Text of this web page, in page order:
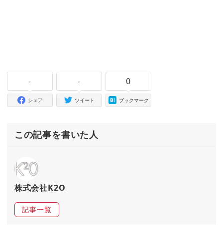
-
シェア
-
ツイート
0
ブックマーク
この記事を書いた人
株式会社K2O
記事一覧